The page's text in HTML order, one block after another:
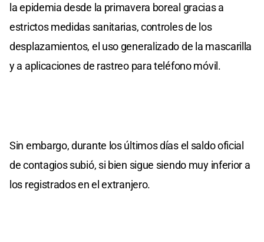
la epidemia desde la primavera boreal gracias a
estrictos medidas sanitarias, controles de los
desplazamientos, el uso generalizado de la mascarilla
y a aplicaciones de rastreo para teléfono móvil.
Sin embargo, durante los últimos días el saldo oficial
de contagios subió, si bien sigue siendo muy inferior a
los registrados en el extranjero.